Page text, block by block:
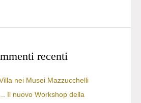
recenti
nei Musei Mazzucchelli
Il nuovo Workshop della